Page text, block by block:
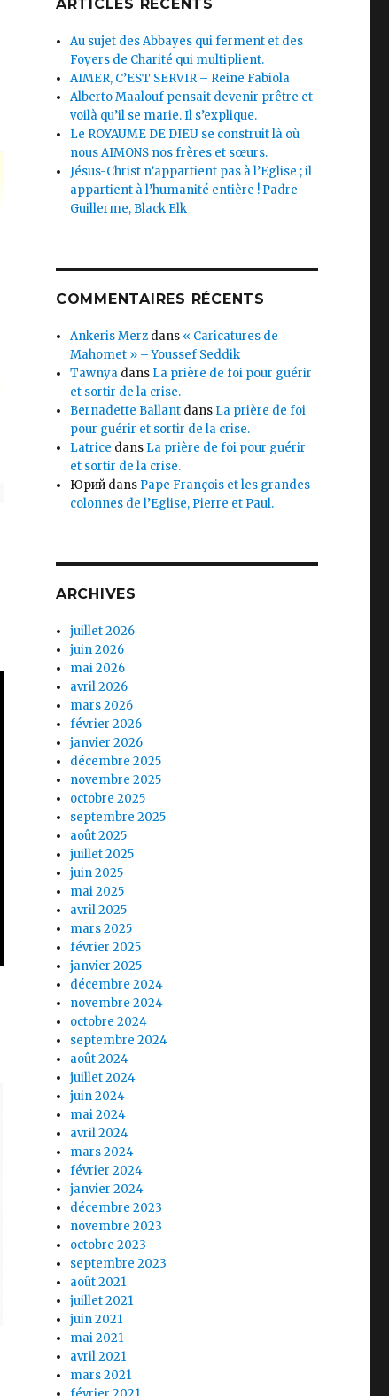
ARTICLES RÉCENTS
Au sujet des Abbayes qui ferment et des
Foyers de Charité qui multiplient.
AIMER, C’EST SERVIR – Reine Fabiola
Alberto Maalouf pensait devenir prêtre et
voilà qu’il se marie. Il s’explique.
Le ROYAUME DE DIEU se construit là où
nous AIMONS nos frères et sœurs.
Jésus-Christ n’appartient pas à l’Eglise ; il
appartient à l’humanité entière ! Padre
Guillerme, Black Elk
COMMENTAIRES RÉCENTS
Ankeris Merz dans « Caricatures de
Mahomet » – Youssef Seddik
Tawnya dans La prière de foi pour guérir
et sortir de la crise.
Bernadette Ballant dans La prière de foi
pour guérir et sortir de la crise.
Latrice dans La prière de foi pour guérir
et sortir de la crise.
Юрий dans Pape François et les grandes
colonnes de l’Eglise, Pierre et Paul.
ARCHIVES
juillet 2026
juin 2026
mai 2026
avril 2026
mars 2026
février 2026
janvier 2026
décembre 2025
novembre 2025
octobre 2025
septembre 2025
août 2025
juillet 2025
juin 2025
mai 2025
avril 2025
mars 2025
février 2025
janvier 2025
décembre 2024
novembre 2024
octobre 2024
septembre 2024
août 2024
juillet 2024
juin 2024
mai 2024
avril 2024
mars 2024
février 2024
janvier 2024
décembre 2023
novembre 2023
octobre 2023
septembre 2023
août 2021
juillet 2021
juin 2021
mai 2021
avril 2021
mars 2021